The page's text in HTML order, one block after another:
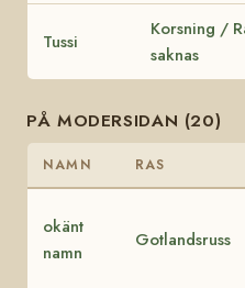
Tussi
Korsning /
saknas
PÅ MODERSIDAN (20)
NAMN RAS
okänt
namn
Gotlandsruss